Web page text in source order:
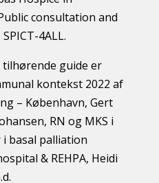
consultation and
4ALL.
tilhørende guide er
kontekst 2022 af
– København, Gert
RN og MKS i
basal palliation
& REHPA, Heidi